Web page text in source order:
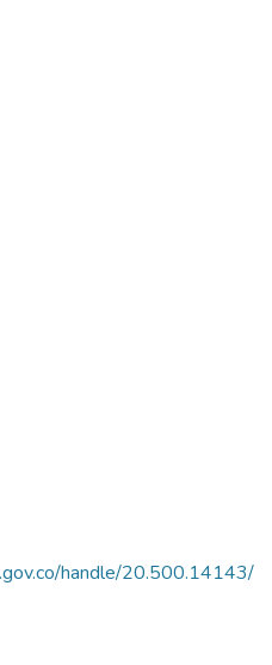
handle/20.500.14143/